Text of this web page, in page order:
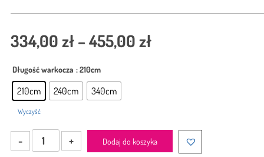
334,00zł–455,00zł
Długość warkocza : 210cm
210cm 240cm 340cm
Wyczyść
ilość
Ochraniacz-
Dodaj do koszyka